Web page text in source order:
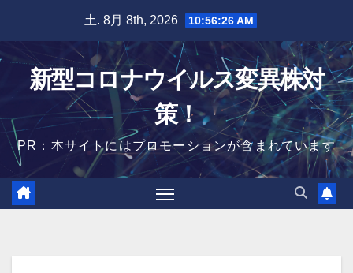
content
土. 8月 8th, 2026 10:56:27 AM
新型コロナウイルス変異株対
策！
PR：本サイトにはプロモーションが含まれています